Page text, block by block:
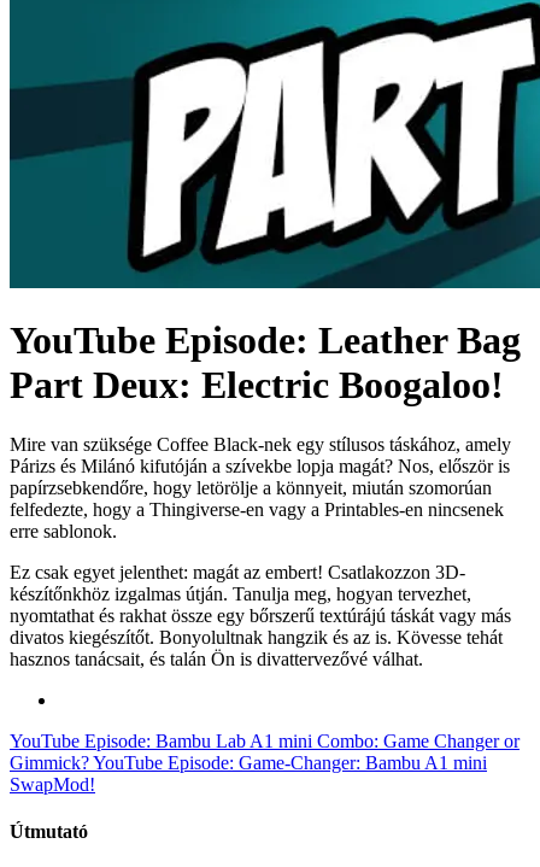
YouTube Episode: Leather Bag
Part Deux: Electric Boogaloo!
Mire van szüksége Coffee Black-nek egy stílusos táskához, amely
Párizs és Milánó kifutóján a szívekbe lopja magát? Nos, először is
papírzsebkendőre, hogy letörölje a könnyeit, miután szomorúan
felfedezte, hogy a Thingiverse-en vagy a Printables-en nincsenek
erre sablonok.
Ez csak egyet jelenthet: magát az embert! Csatlakozzon 3D-
készítőnkhöz izgalmas útján. Tanulja meg, hogyan tervezhet,
nyomtathat és rakhat össze egy bőrszerű textúrájú táskát vagy más
divatos kiegészítőt. Bonyolultnak hangzik és az is. Kövesse tehát
hasznos tanácsait, és talán Ön is divattervezővé válhat.
YouTube Episode: Bambu Lab A1 mini Combo: Game Changer or
Gimmick?YouTube Episode: Game-Changer: Bambu A1 mini
SwapMod!
Útmutató